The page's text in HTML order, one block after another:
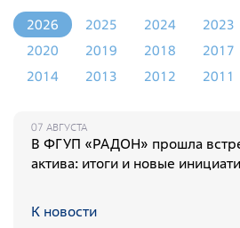
2026 2025 2024 2023
2020
2019 2018 2017
2014
2013 2012 2011
07 АВГУСТА
В ФГУП «РАДОН» прошла
актива: итоги и новые
К новости
Ценности Росатома
Охрана труда
Производственная система
Диссертационный совет
Системы менеджмента
Документы